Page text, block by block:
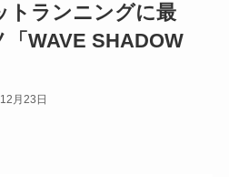
トランニングに最
「WAVE SHADOW
月23日